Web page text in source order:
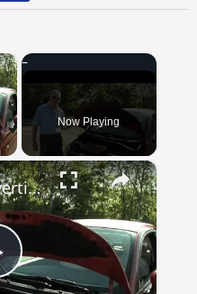
×
Now Playing
×
Fiat 500C Convertible review, from when it was new to the USA